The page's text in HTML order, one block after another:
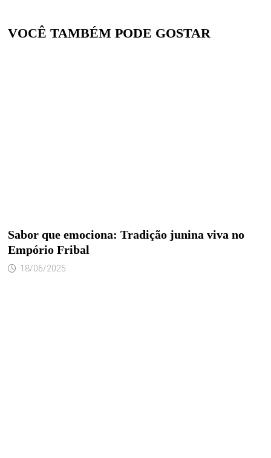
VOCÊ TAMBÉM PODE GOSTAR
Sabor que emociona: Tradição junina viva no
Empório Fribal
18/06/2025